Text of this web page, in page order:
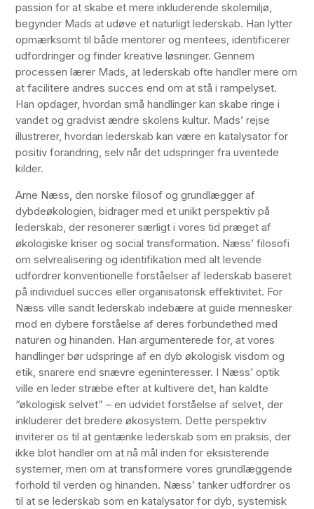
passion for at skabe et mere inkluderende skolemiljø,
begynder Mads at udøve et naturligt lederskab. Han lytter
opmærksomt til både mentorer og mentees, identificerer
udfordringer og finder kreative løsninger. Gennem
processen lærer Mads, at lederskab ofte handler mere om
at facilitere andres succes end om at stå i rampelyset.
Han opdager, hvordan små handlinger kan skabe ringe i
vandet og gradvist ændre skolens kultur. Mads’ rejse
illustrerer, hvordan lederskab kan være en katalysator for
positiv forandring, selv når det udspringer fra uventede
kilder.
Arne Næss, den norske filosof og grundlægger af
dybdeøkologien, bidrager med et unikt perspektiv på
lederskab, der resonerer særligt i vores tid præget af
økologiske kriser og social transformation. Næss’ filosofi
om selvrealisering og identifikation med alt levende
udfordrer konventionelle forståelser af lederskab baseret
på individuel succes eller organisatorisk effektivitet. For
Næss ville sandt lederskab indebære at guide mennesker
mod en dybere forståelse af deres forbundethed med
naturen og hinanden. Han argumenterede for, at vores
handlinger bør udspringe af en dyb økologisk visdom og
etik, snarere end snævre egeninteresser. I Næss’ optik
ville en leder stræbe efter at kultivere det, han kaldte
“økologisk selvet” – en udvidet forståelse af selvet, der
inkluderer det bredere økosystem. Dette perspektiv
inviterer os til at gentænke lederskab som en praksis, der
ikke blot handler om at nå mål inden for eksisterende
systemer, men om at transformere vores grundlæggende
forhold til verden og hinanden. Næss’ tanker udfordrer os
til at se lederskab som en katalysator for dyb, systemisk